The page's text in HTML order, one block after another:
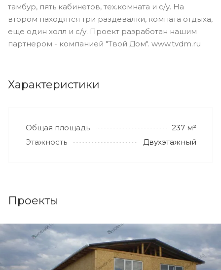
тамбур, пять кабинетов, тех.комната и с/у. На
втором находятся три раздевалки, комната отдыха,
еще один холл и с/у. Проект разработан нашим
партнером - компанией "Твой Дом". www.tvdm.ru
Характеристики
Общая площадь
237 м²
Этажность
Двухэтажный
Проекты